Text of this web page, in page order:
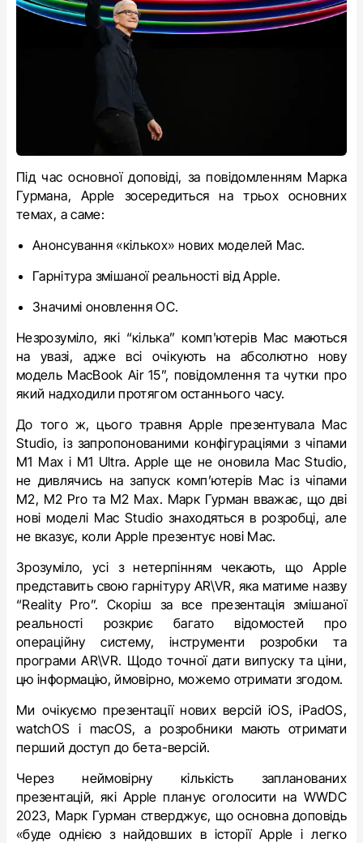
Під час основної доповіді, за повідомленням Марка
Гурмана, Apple зосередиться на трьох основних
темах, а саме:
Анонсування «кількох» нових моделей Mac.
Гарнітура змішаної реальності від Apple.
Значимі оновлення ОС.
Незрозуміло, які “кілька” комп'ютерів Мас маються
на увазі, адже всі очікують на абсолютно нову
модель MacBook Air 15”, повідомлення та чутки про
який надходили протягом останнього часу.
До того ж, цього травня Apple презентувала ‌Mac
Studio‌, із запропонованими конфігураціями з чіпами
M1 Max і M1 Ultra. Apple ще не оновила ‌Mac Studio‌,
не дивлячись на запуск комп’ютерів Mac із чіпами
‌M2‌, ‌M2‌ Pro та ‌M2‌ Max. Марк Гурман вважає, що дві
нові моделі Mac Studio знаходяться в розробці, але
не вказує, коли Apple презентує нові Мас.
Зрозуміло, усі з нетерпінням чекають, що Apple
представить свою гарнітуру AR\VR, яка матиме назву
“Reality Pro”. Скоріш за все презентація змішаної
реальності розкриє багато відомостей про
операційну систему, інструменти розробки та
програмиAR\VR. Щодо точної дати випуску та ціни,
цю інформацію, ймовірно, можемо отримати згодом.
Ми очікуємо презентації нових версійiOS, iPadOS,
watchOS і macOS, а розробники мають отримати
перший доступ до бета-версій.
Через неймовірну кількість запланованих
презентацій, які Apple планує оголосити на WWDC
2023, Марк Гурман стверджує, що основна доповідь
«буде однією з найдовших в історії Apple і легко